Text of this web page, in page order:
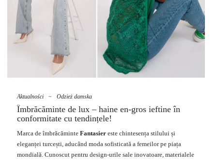
Aktualności ~ Odzież damska
Îmbrăcăminte de lux – haine en-gros ieftine în
conformitate cu tendințele!
Marca de îmbrăcăminte Fantasier este chintesența stilului și
eleganței turcești, aducând moda sofisticată a femeilor pe piața
mondială. Cunoscut pentru design-urile sale inovatoare, materialele